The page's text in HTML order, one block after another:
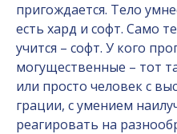
пригождается. Тело
есть хард и софт. Само
учится – софт. У кого
могущественные – тот
или просто человек с
грации, с умением
реагировать на